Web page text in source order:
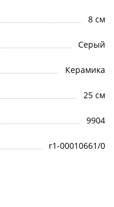
8 см
Серый
Керамика
25 см
9904
r1-00010661/0